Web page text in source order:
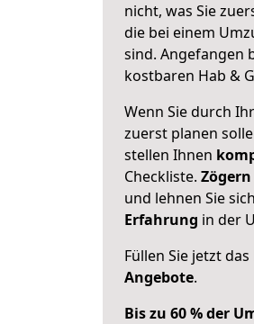
nicht, was Sie
die bei einem
sind. Angefangen
kostbaren Hab &
Wenn Sie durch
zuerst planen
stellen Ihnen
Checkliste.
und lehnen Sie
Erfahrung in der
Füllen Sie jetzt
Angebote.
Bis zu 60 % der